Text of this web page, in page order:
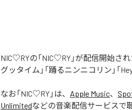
NIC♡RYの「NIC♡RY」が配信開始さ
グッタイム」「踊るニンニコリン」「
なお「NIC♡RY 」は、 Apple Music、
Unlimitedなどの音楽配信サービスで